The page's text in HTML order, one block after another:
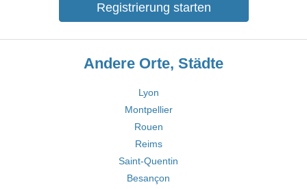
Registrierung starten
Andere Orte, Städte
Lyon
Montpellier
Rouen
Reims
Saint-Quentin
Besançon